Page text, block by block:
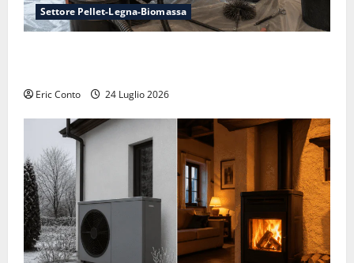
Settore Pellet-Legna-Biomassa
Eric Conto 24 Luglio 2026